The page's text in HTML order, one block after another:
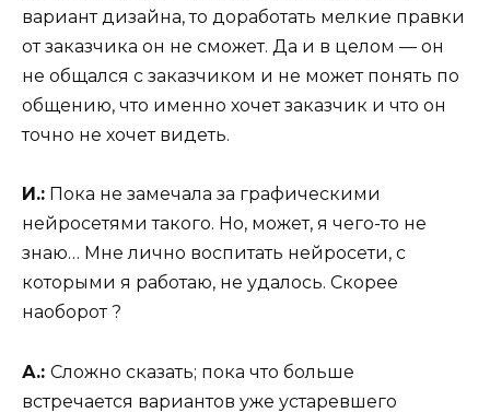
вариант дизайна, то доработать мелкие правки
от заказчика он не сможет. Да и в целом — он
не общался с заказчиком и не может понять по
общению, что именно хочет заказчик и что он
точно не хочет видеть.
И.: Пока не замечала за графическими
нейросетями такого. Но, может, я чего-то не
знаю… Мне лично воспитать нейросети, с
которыми я работаю, не удалось. Скорее
наоборот ?
А.: Сложно сказать; пока что больше
встречается вариантов уже устаревшего